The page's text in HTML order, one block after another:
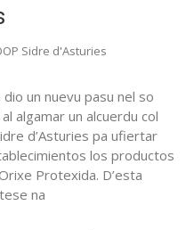
Sidre d'Asturies
un nuevu pasu nel so
algamar un alcuerdu col
d’Asturies pa ufiertar
los productos
Protexida. D’esta
na